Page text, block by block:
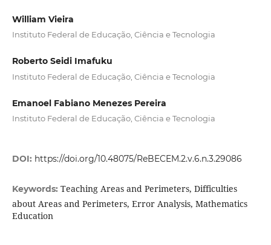
William Vieira
Instituto Federal de Educação, Ciência e Tecnologia
Roberto Seidi Imafuku
Instituto Federal de Educação, Ciência e Tecnologia
Emanoel Fabiano Menezes Pereira
Instituto Federal de Educação, Ciência e Tecnologia
DOI: https://doi.org/10.48075/ReBECEM.2.v.6.n.3.29086
Keywords: Teaching Areas and Perimeters, Difficulties
about Areas and Perimeters, Error Analysis, Mathematics
Education